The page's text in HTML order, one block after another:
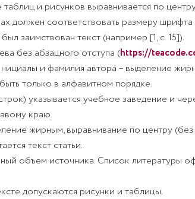
и рисунков выравнивается по
должен соответствовать размеру
заимствован текст (например [1, с. 15]).
без абзацного отступа (https://
и фамилия автора – выделение
только в алфавитном порядке.
указывается учебное заведение и
краю.
жирным, выравнивание по центру
текст статьи.
объем источника. Список литературы
допускаются рисунки и таблицы.